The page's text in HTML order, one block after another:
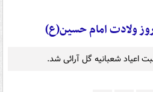
ولادت امام حسین(ع)
اعیاد شعبانیه گل آرائی شد.